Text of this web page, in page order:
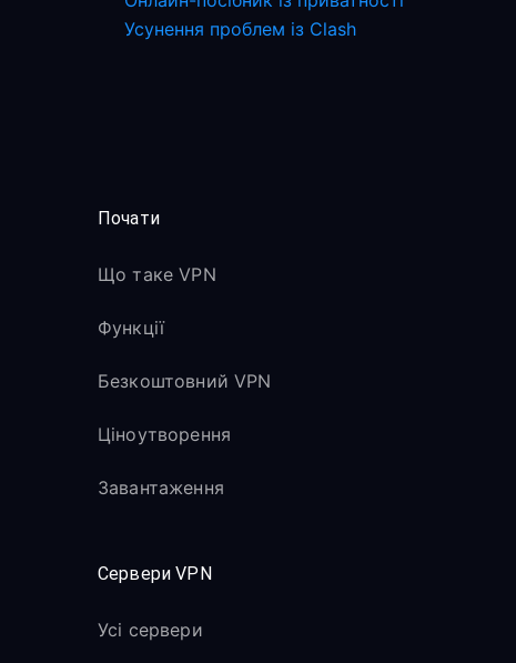
Усунення проблем із Clash
Почати
Що таке VPN
Функції
Безкоштовний VPN
Ціноутворення
Завантаження
Сервери VPN
Усі сервери